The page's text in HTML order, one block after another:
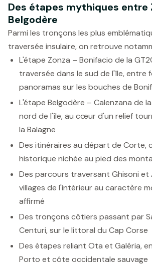
Des étapes mythiques entre
Belgodère
Parmi les tronçons les plus
traversée insulaire, on retrouve
L'étape Zonza – Bonifacio de la
traversée dans le sud de l'île, entre
panoramas sur les bouches de
L'étape Belgodère – Calenzana de
nord de l'île, au cœur d'un relief
la Balagne
Des itinéraires au départ de Corte,
historique nichée au pied des
Des parcours traversant Ghisoni et
villages de l'intérieur au caractère
affirmé
Des tronçons côtiers passant par
Centuri, sur le littoral du Cap Corse
Des étapes reliant Ota et Galéria,
Porto et côte occidentale sauvage